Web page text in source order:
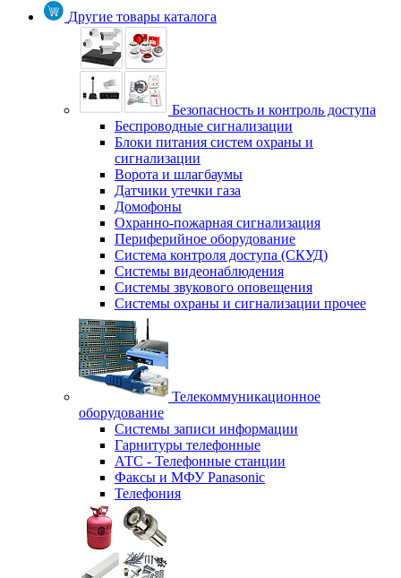
Другие товары каталога
Безопасность и контроль доступа
Беспроводные сигнализации
Блоки питания систем охраны и
сигнализации
Ворота и шлагбаумы
Датчики утечки газа
Домофоны
Охранно-пожарная сигнализация
Периферийное оборудование
Система контроля доступа (СКУД)
Системы видеонаблюдения
Системы звукового оповещения
Системы охраны и сигнализации прочее
Телекоммуникационное
оборудование
Системы записи информации
Гарнитуры телефонные
АТС - Телефонные станции
Факсы и МФУ Panasonic
Телефония